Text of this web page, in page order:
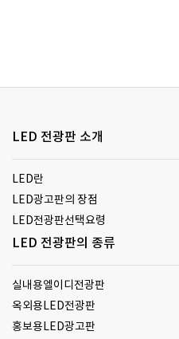
LED 전광판 소개
LED란
LED광고판의 장점
LED전광판선택요령
LED 전광판의 종류
실내용엘이디전광판
옥외용LED전광판
홍보용LED광고판